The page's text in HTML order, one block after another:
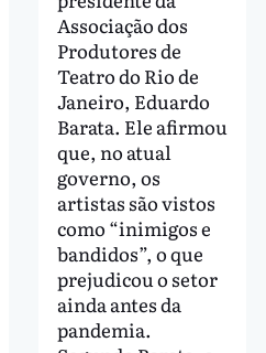
Associação dos
Produtores de
Teatro do Rio de
Janeiro, Eduardo
Barata. Ele afirmou
que, no atual
governo, os
artistas são vistos
como “inimigos e
bandidos”, o que
prejudicou o setor
ainda antes da
pandemia.